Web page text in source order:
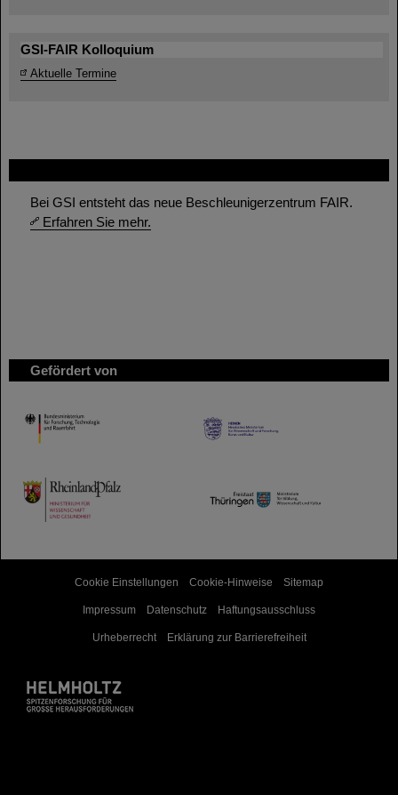
Bei GSI entsteht das neue Beschleunigerzentrum FAIR.
Erfahren Sie mehr.
Gefördert von
HMWK
TMWWDG
GSI-FAIR Kolloquium
Aktuelle Termine
Cookie Einstellungen Cookie-Hinweise Sitemap
Impressum Datenschutz Haftungsausschluss
Urheberrecht Erklärung zur Barrierefreiheit